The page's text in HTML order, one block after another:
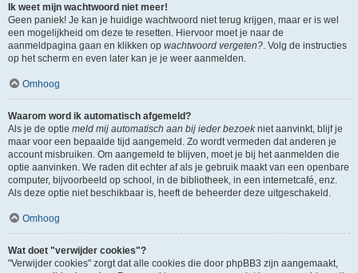
Ik weet mijn wachtwoord niet meer!
Geen paniek! Je kan je huidige wachtwoord niet terug krijgen, maar er is wel
een mogelijkheid om deze te resetten. Hiervoor moet je naar de
aanmeldpagina gaan en klikken op wachtwoord vergeten?. Volg de instructies
op het scherm en even later kan je je weer aanmelden.
Omhoog
Waarom word ik automatisch afgemeld?
Als je de optie meld mij automatisch aan bij ieder bezoekniet aanvinkt, blijf je
maar voor een bepaalde tijd aangemeld. Zo wordt vermeden dat anderen je
account misbruiken. Om aangemeld te blijven, moet je bij het aanmelden die
optie aanvinken. We raden dit echter af als je gebruik maakt van een openbare
computer, bijvoorbeeld op school, in de bibliotheek, in een internetcafé, enz.
Als deze optie niet beschikbaar is, heeft de beheerder deze uitgeschakeld.
Omhoog
Wat doet "verwijder cookies"?
"Verwijder cookies" zorgt dat alle cookies die door phpBB3 zijn aangemaakt,